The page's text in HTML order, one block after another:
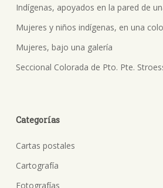
Indígenas, apoyados en la pared de
Mujeres y niños indígenas, en una
Mujeres, bajo una galería
Seccional Colorada de Pto. Pte.
Categorías
Cartas postales
Cartografía
Fotografías